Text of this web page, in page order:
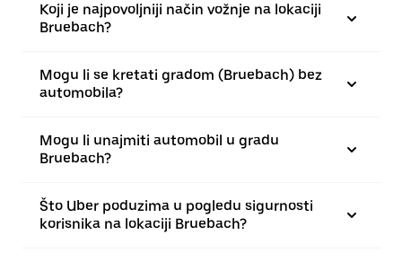
Koji je najpovoljniji način vožnje na lokaciji
Bruebach?
Mogu li se kretati gradom (Bruebach) bez
automobila?
Mogu li unajmiti automobil u gradu
Bruebach?
Što Uber poduzima u pogledu sigurnosti
korisnika na lokaciji Bruebach?